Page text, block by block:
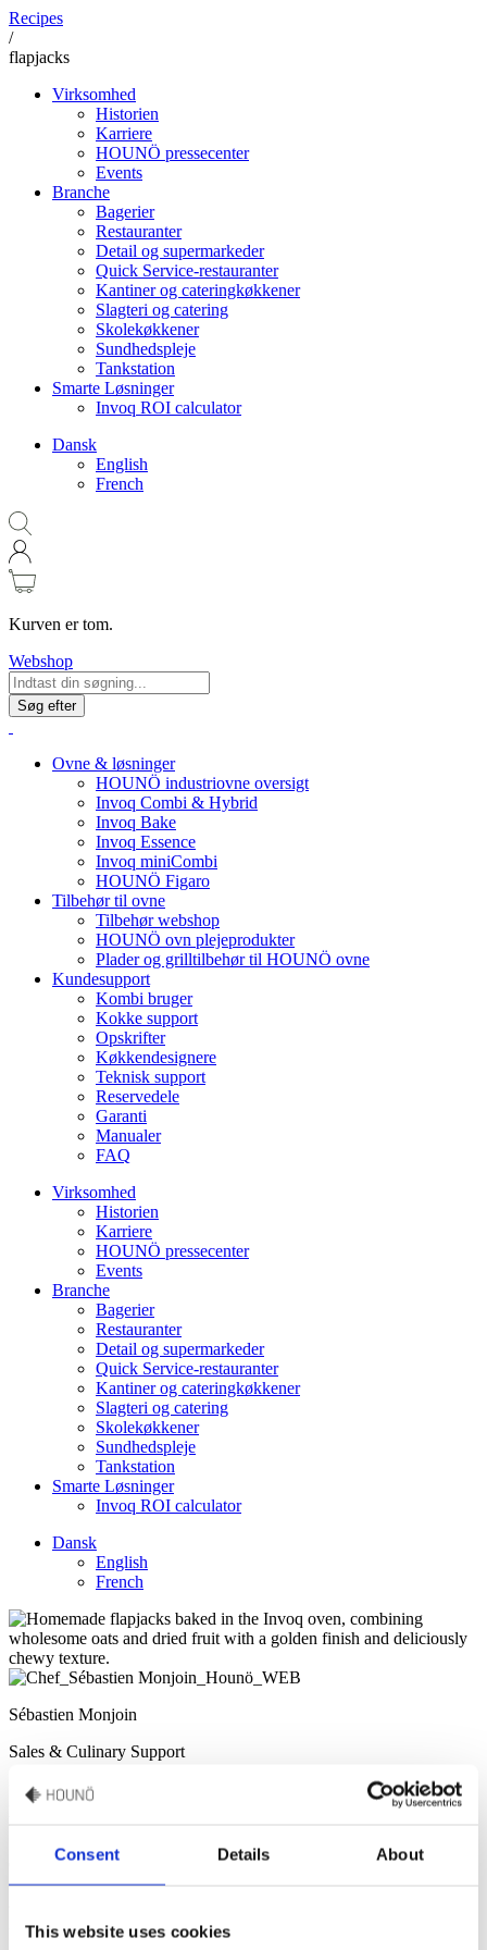
Consent Details About
This website uses cookies
Recipes
/
flapjacks
Virksomhed
Historien
Karriere
HOUNÖ pressecenter
Events
Branche
Bagerier
Restauranter
Detail og supermarkeder
Quick Service-restauranter
Kantiner og cateringkøkkener
Slagteri og catering
Skolekøkkener
Sundhedspleje
Tankstation
Smarte Løsninger
Invoq ROI calculator
Dansk
English
French
Kurven er tom.
Webshop
Søg efter
Ovne & løsninger
HOUNÖ industriovne oversigt
Invoq Combi & Hybrid
Invoq Bake
Invoq Essence
Invoq miniCombi
HOUNÖ Figaro
Tilbehør til ovne
Tilbehør webshop
HOUNÖ ovn plejeprodukter
Plader og grilltilbehør til HOUNÖ ovne
Kundesupport
Kombi bruger
Kokke support
Opskrifter
Køkkendesignere
Teknisk support
Reservedele
Garanti
Manualer
FAQ
Virksomhed
Historien
Karriere
HOUNÖ pressecenter
Events
Branche
Bagerier
Restauranter
Detail og supermarkeder
Quick Service-restauranter
Kantiner og cateringkøkkener
Slagteri og catering
Skolekøkkener
Sundhedspleje
Tankstation
Smarte Løsninger
Invoq ROI calculator
Dansk
English
French
Sébastien Monjoin
Sales & Culinary Support
“Du kan også tilføje blandede nødder såsom hasselnødder og
pistacienødder for mere knas og smag men husk at trække
tilsvarende gram havregryn of/eller tørret frugt fra opskriften."
Opskrift af Sebatien Monjoin
Flapjacks